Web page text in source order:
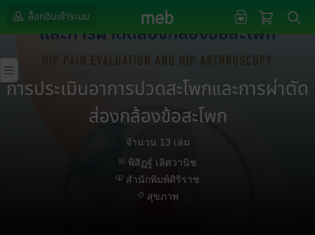
ล็อกอินเข้าระบบ
การประเมินอาการปวดสะโพกและการผ่าตัด
ส่องกล้องข้อสะโพก
จำนวน 13 เล่ม
พิสิฏฐ์ เลิศวานิช
สำนักพิมพ์ศิริราช
สุขภาพ